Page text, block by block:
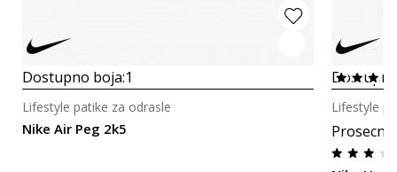
Dostupno boja:1
Nike Air Peg 2k5
Lifestyle patike za odrasle Lifestyle